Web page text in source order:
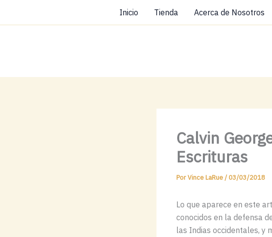
Inicio Tienda Acerca de Nosotros
Calvin
Escrituras
PorVince LaRue/03/03/2018
Lo que aparece en este
conocidos en la defensa
las Indias occidentales, y